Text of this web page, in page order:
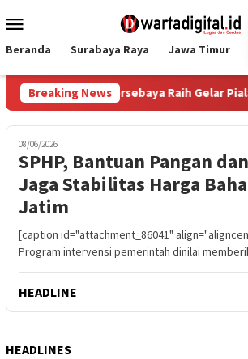
ke
Mobile
Beranda Surabaya Raya Jawa Timur
Breaking News
Adu Penalti, Persebaya Raih Gelar Piala
08/06/2026
SPHP, Bantuan Pangan
Jaga Stabilitas Harga
Jatim
[caption id="attachment_86041"
Program intervensi pemerintah dinilai
HEADLINE
HEADLINES